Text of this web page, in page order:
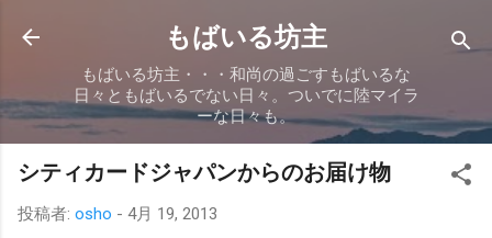
スキップしてメイン コンテンツに移動
もばいる坊主
もばいる坊主・・・和尚の過ごすもばいるな
日々ともばいるでない日々。ついでに陸マイラ
ーな日々も。
シティカードジャパンからのお届け物
投稿者: osho - 4月 19, 2013